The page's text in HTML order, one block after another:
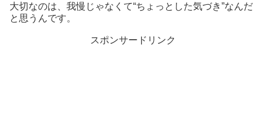
大切なのは、我慢じゃなくて“ちょっとした気づき”なんだ
と思うんです。
スポンサードリンク